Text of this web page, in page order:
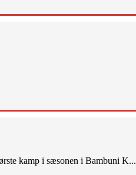
kamp i sæsonen i Bambuni K...